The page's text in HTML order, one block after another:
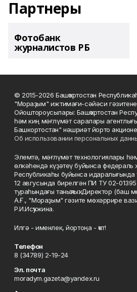
Партнеры
Фотобанк
журналистов РБ
© 2015-2026 Башҡортостан
"Мораҙым" ижтимағи-сәйәси
Ойоштороусылары: Башҡортостан
һәм киң мәғлүмәт саралары
Башкортостан" нәшриәт йорто
Об использовании персональных
Элемтә, мәғлүмәт технологиялары
өлкәһендә күҙәтеү буйынса федераль
Республикаһы буйынса идаралығында
12 авгусында бирелгән ПИ ТУ 02-
тураһындағы таныҡлыҡ. Директор (баш
А.Ғ., "Мораҙым" гәзите мөхәррире
Р.И.Исҡужина.
Илгә - именлек, йортоңа - ҡот!
Телефон
8 (34789) 2-19-24
Эл. почта
moradym.gazeta@yandex.ru